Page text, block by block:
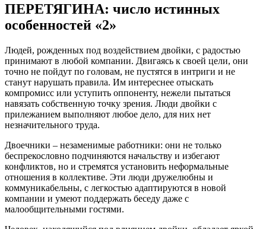
ПЕРЕТЯГИНА: число истинных
особенностей «2»
Людей, рожденных под воздействием двойки, с радостью
принимают в любой компании. Двигаясь к своей цели, они
точно не пойдут по головам, не пустятся в интриги и не
станут нарушать правила. Им интереснее отыскать
компромисс или уступить оппоненту, нежели пытаться
навязать собственную точку зрения. Люди двойки с
прилежанием выполняют любое дело, для них нет
незначительного труда.
Двоечники – незаменимые работники: они не только
беспрекословно подчиняются начальству и избегают
конфликтов, но и стремятся установить неформальные
отношения в коллективе. Эти люди дружелюбны и
коммуникабельны, с легкостью адаптируются в новой
компании и умеют поддержать беседу даже с
малообщительными гостями.